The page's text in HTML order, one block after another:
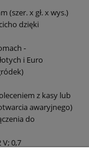
(szer. x gł. x wys.)
dzięki
-
i Euro
z kasy lub
awaryjnego)
do
0,7